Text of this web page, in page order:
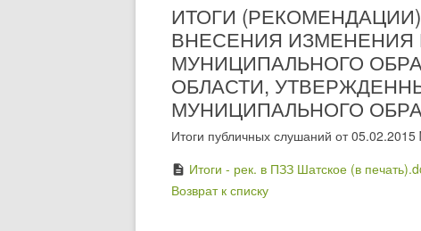
ИТОГИ
ВНЕСЕНИЯ ИЗМЕНЕНИЯ
МУНИЦИПАЛЬНОГО
ОБЛАСТИ,
МУНИЦИПАЛЬНОГО
Итоги публичных слушаний от
description Итоги - рек. в ПЗЗ Шатское (в
Возврат к списку